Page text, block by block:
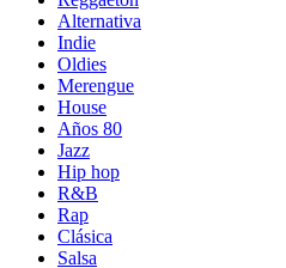
Alternativa
Indie
Oldies
Merengue
House
Años 80
Jazz
Hip hop
R&B
Rap
Clásica
Salsa